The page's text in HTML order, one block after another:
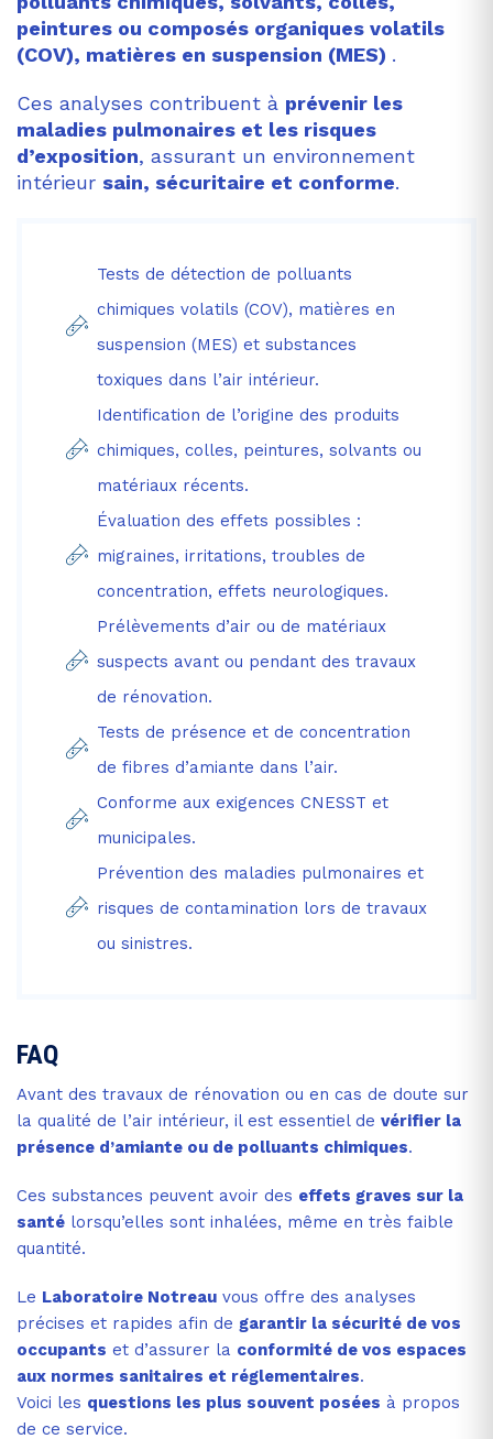
peintures ou composés organiques volatils
(COV), matières en suspension (MES) .
Ces analyses contribuent à prévenir les
maladies pulmonaires et les risques
d’exposition, assurant un environnement
intérieur sain, sécuritaire et conforme.
Tests de détection de polluants
chimiques volatils (COV), matières en
suspension (MES) et substances
toxiques dans l’air intérieur.
Identification de l’origine des produits
chimiques, colles, peintures, solvants ou
matériaux récents.
Évaluation des effets possibles :
migraines, irritations, troubles de
concentration, effets neurologiques.
Prélèvements d’air ou de matériaux
suspects avant ou pendant des travaux
de rénovation.
Tests de présence et de concentration
de fibres d’amiante dans l’air.
Conforme aux exigences CNESST et
municipales.
Prévention des maladies pulmonaires et
risques de contamination lors de travaux
ou sinistres.
FAQ
Avant des travaux de rénovation ou en cas de doute sur
la qualité de l’air intérieur, il est essentiel de vérifier la
présence d’amiante ou de polluants chimiques.
Ces substances peuvent avoir des effets graves sur la
santé lorsqu’elles sont inhalées, même en très faible
quantité.
Le Laboratoire Notreau vous offre des analyses
précises et rapides afin de garantir la sécurité de vos
occupants et d’assurer la conformité de vos espaces
aux normes sanitaires et réglementaires.
Voici les questions les plus souvent posées à propos
de ce service.